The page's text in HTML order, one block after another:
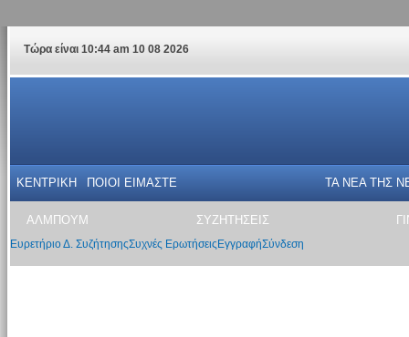
Τώρα είναι 10:44 am 10 08 2026
ΚΕΝΤΡΙΚΗ ΠΟΙΟΙ ΕΙΜΑΣΤΕ ΤΑ ΝΕΑ THΣ
ΑΛΜΠΟΥΜ ΣΥΖΗΤΗΣΕΙΣ
Ευρετήριο Δ. ΣυζήτησηςΣυχνές Ερωτήσεις ΕγγραφήΣύνδεση